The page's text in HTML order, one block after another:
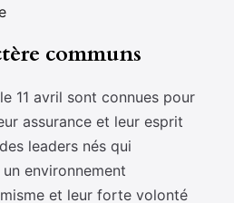
communs
11 avril sont connues pour
assurance et leur esprit
leaders nés qui
environnement
et leur forte volonté